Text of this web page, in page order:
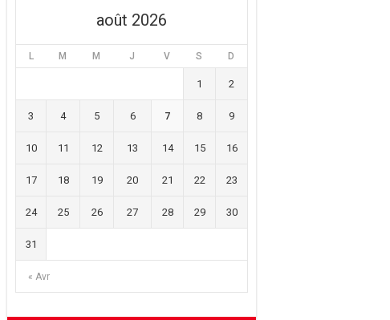
août 2026
L M M J V S D
« Avr
1 2
3 4 5 6 7 8 9
10 11 12 13 14 15 16
17 18 19 20 21 22 23
24 25 26 27 28 29 30
31